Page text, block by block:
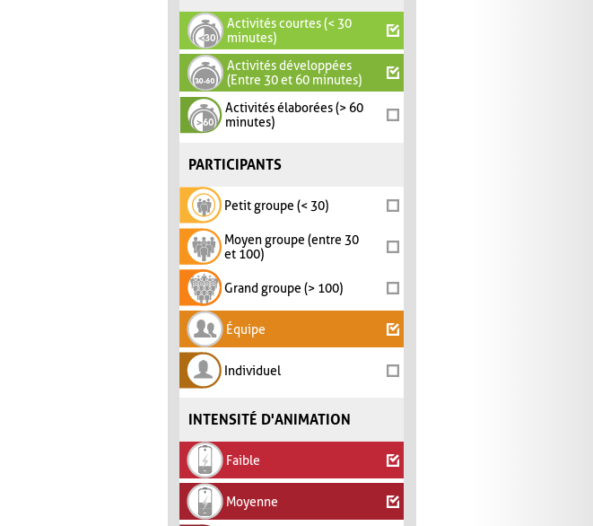
Activités courtes (< 30
minutes)
Activités développées
(Entre 30 et 60 minutes)
Activités élaborées (> 60
minutes)
PARTICIPANTS
Petit groupe (< 30)
Moyen groupe (entre 30
et 100)
Grand groupe (> 100)
Équipe
Individuel
INTENSITÉ D'ANIMATION
Faible
Moyenne